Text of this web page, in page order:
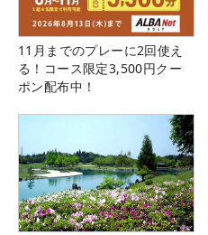
11月までのプレーに2回使え
る！コース限定3,500円クー
ポン配布中！